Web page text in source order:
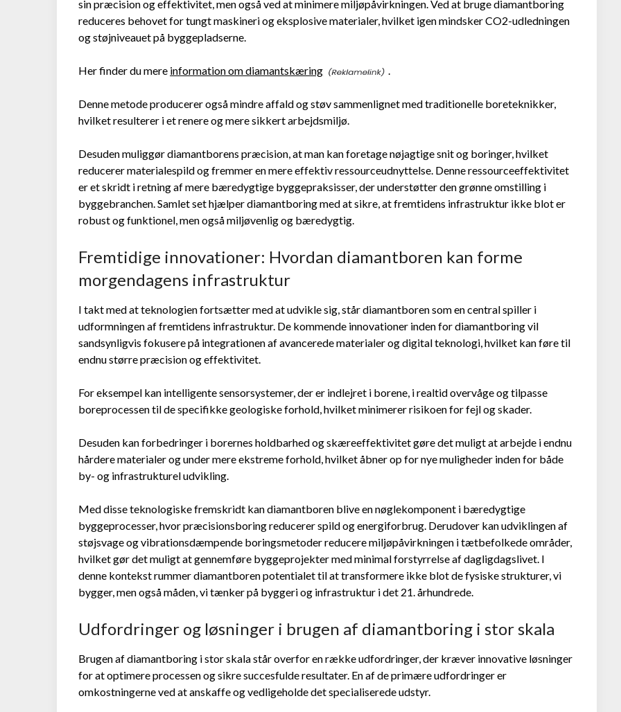
sin præcision og effektivitet, men også ved at minimere miljøpåvirkningen. Ved at bruge diamantboring
reduceres behovet for tungt maskineri og eksplosive materialer, hvilket igen mindsker CO2-udledningen
og støjniveauet på byggepladserne.
Her finder du mere information om diamantskæring .
Denne metode producerer også mindre affald og støv sammenlignet med traditionelle boreteknikker,
hvilket resulterer i et renere og mere sikkert arbejdsmiljø.
Desuden muliggør diamantborens præcision, at man kan foretage nøjagtige snit og boringer, hvilket
reducerer materialespild og fremmer en mere effektiv ressourceudnyttelse. Denne ressourceeffektivitet
er et skridt i retning af mere bæredygtige byggepraksisser, der understøtter den grønne omstilling i
byggebranchen. Samlet set hjælper diamantboring med at sikre, at fremtidens infrastruktur ikke blot er
robust og funktionel, men også miljøvenlig og bæredygtig.
Fremtidige innovationer: Hvordan diamantboren kan forme
morgendagens infrastruktur
I takt med at teknologien fortsætter med at udvikle sig, står diamantboren som en central spiller i
udformningen af fremtidens infrastruktur. De kommende innovationer inden for diamantboring vil
sandsynligvis fokusere på integrationen af avancerede materialer og digital teknologi, hvilket kan føre til
endnu større præcision og effektivitet.
For eksempel kan intelligente sensorsystemer, der er indlejret i borene, i realtid overvåge og tilpasse
boreprocessen til de specifikke geologiske forhold, hvilket minimerer risikoen for fejl og skader.
Desuden kan forbedringer i borernes holdbarhed og skæreeffektivitet gøre det muligt at arbejde i endnu
hårdere materialer og under mere ekstreme forhold, hvilket åbner op for nye muligheder inden for både
by- og infrastrukturel udvikling.
Med disse teknologiske fremskridt kan diamantboren blive en nøglekomponent i bæredygtige
byggeprocesser, hvor præcisionsboring reducerer spild og energiforbrug. Derudover kan udviklingen af
støjsvage og vibrationsdæmpende boringsmetoder reducere miljøpåvirkningen i tætbefolkede områder,
hvilket gør det muligt at gennemføre byggeprojekter med minimal forstyrrelse af dagligdagslivet. I
denne kontekst rummer diamantboren potentialet til at transformere ikke blot de fysiske strukturer, vi
bygger, men også måden, vi tænker på byggeri og infrastruktur i det 21. århundrede.
Udfordringer og løsninger i brugen af diamantboring i stor skala
Brugen af diamantboring i stor skala står overfor en række udfordringer, der kræver innovative løsninger
for at optimere processen og sikre succesfulde resultater. En af de primære udfordringer er
omkostningerne ved at anskaffe og vedligeholde det specialiserede udstyr.